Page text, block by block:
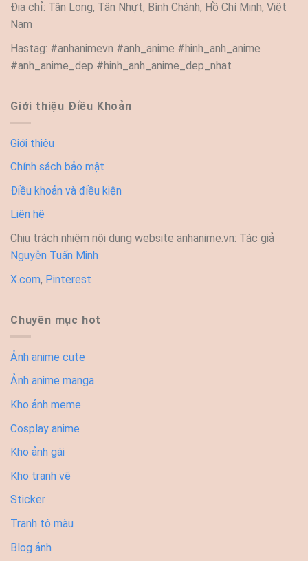
Địa chỉ: Tân Long, Tân Nhựt, Bình Chánh, Hồ Chí Minh, Việt
Nam
Hastag: #anhanimevn #anh_anime #hinh_anh_anime
#anh_anime_dep #hinh_anh_anime_dep_nhat
Giới thiệu Điều Khoản
Giới thiệu
Chính sách bảo mật
Điều khoản và điều kiện
Liên hệ
Chịu trách nhiệm nội dung website anhanime.vn: Tác giả
Nguyễn Tuấn Minh
X.com, Pinterest
Chuyên mục hot
Ảnh anime cute
Ảnh anime manga
Kho ảnh meme
Cosplay anime
Kho ảnh gái
Kho tranh vẽ
Sticker
Tranh tô màu
Blog ảnh